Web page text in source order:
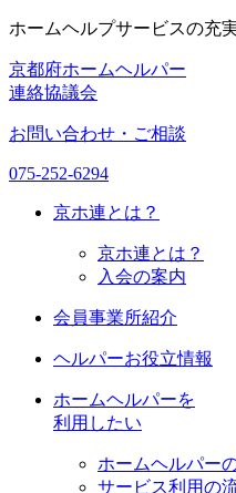
ホームヘルプサービスの充
京都府ホームヘルパー
連絡協議会
お問い合わせ・ご相談
075-252-6294
京ホ連とは？
京ホ連とは？
入会の案内
会員事業所紹介
ヘルパーお役立情報
ホームヘルパーを
利用したい
ホームヘルパー
サービス利用の